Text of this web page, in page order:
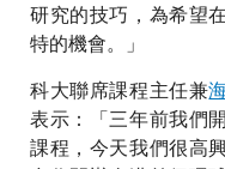
研究的技巧，為希望
特的機會。」
科大聯席課程主任兼
表示：「三年前我們
課程，今天我們很高